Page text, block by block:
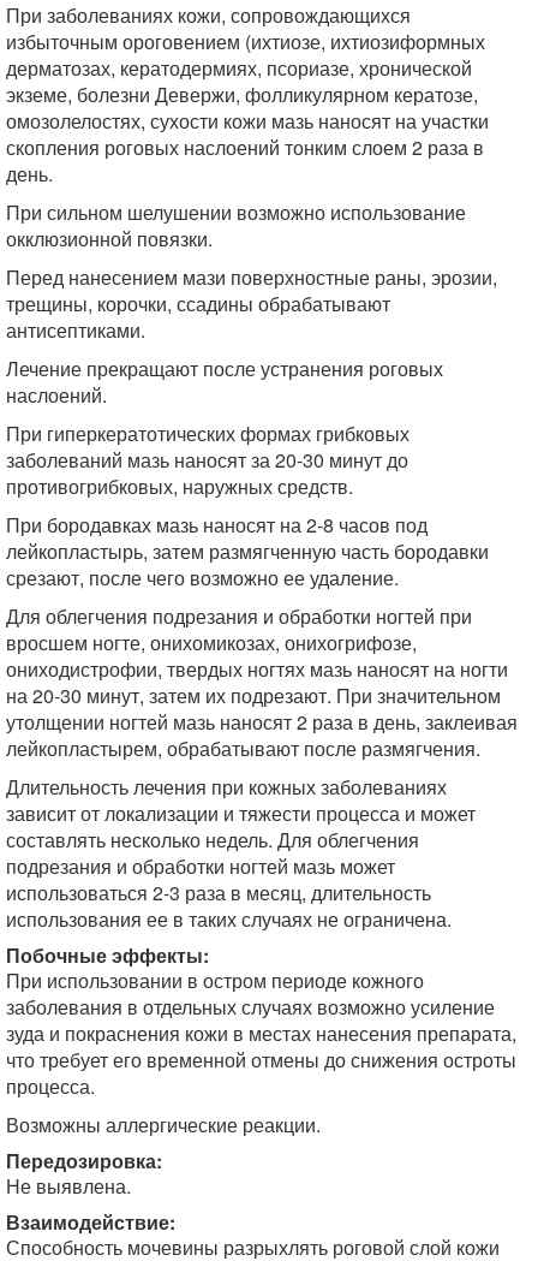
При заболеваниях кожи, сопровождающихся
избыточным ороговением (ихтиозе, ихтиозиформных
дерматозах, кератодермиях, псориазе, хронической
экземе, болезни Девержи, фолликулярном кератозе,
омозолелостях, сухости кожи мазь наносят на участки
скопления роговых наслоений тонким слоем 2 раза в
день.
При сильном шелушении возможно использование
окклюзионной повязки.
Перед нанесением мази поверхностные раны, эрозии,
трещины, корочки, ссадины обрабатывают
антисептиками.
Лечение прекращают после устранения роговых
наслоений.
При гиперкератотических формах грибковых
заболеваний мазь наносят за 20-30 минут до
противогрибковых, наружных средств.
При бородавках мазь наносят на 2-8 часов под
лейкопластырь, затем размягченную часть бородавки
срезают, после чего возможно ее удаление.
Для облегчения подрезания и обработки ногтей при
вросшем ногте, онихомикозах, онихогрифозе,
ониходистрофии, твердых ногтях мазь наносят на ногти
на 20-30 минут, затем их подрезают. При значительном
утолщении ногтей мазь наносят 2 раза в день, заклеивая
лейкопластырем, обрабатывают после размягчения.
Длительность лечения при кожных заболеваниях
зависит от локализации и тяжести процесса и может
составлять несколько недель. Для облегчения
подрезания и обработки ногтей мазь может
использоваться 2-3 раза в месяц, длительность
использования ее в таких случаях не ограничена.
Побочные эффекты:
При использовании в остром периоде кожного
заболевания в отдельных случаях возможно усиление
зуда и покраснения кожи в местах нанесения препарата,
что требует его временной отмены до снижения остроты
процесса.
Возможны аллергические реакции.
Передозировка:
Не выявлена.
Взаимодействие:
Способность мочевины разрыхлять роговой слой кожи